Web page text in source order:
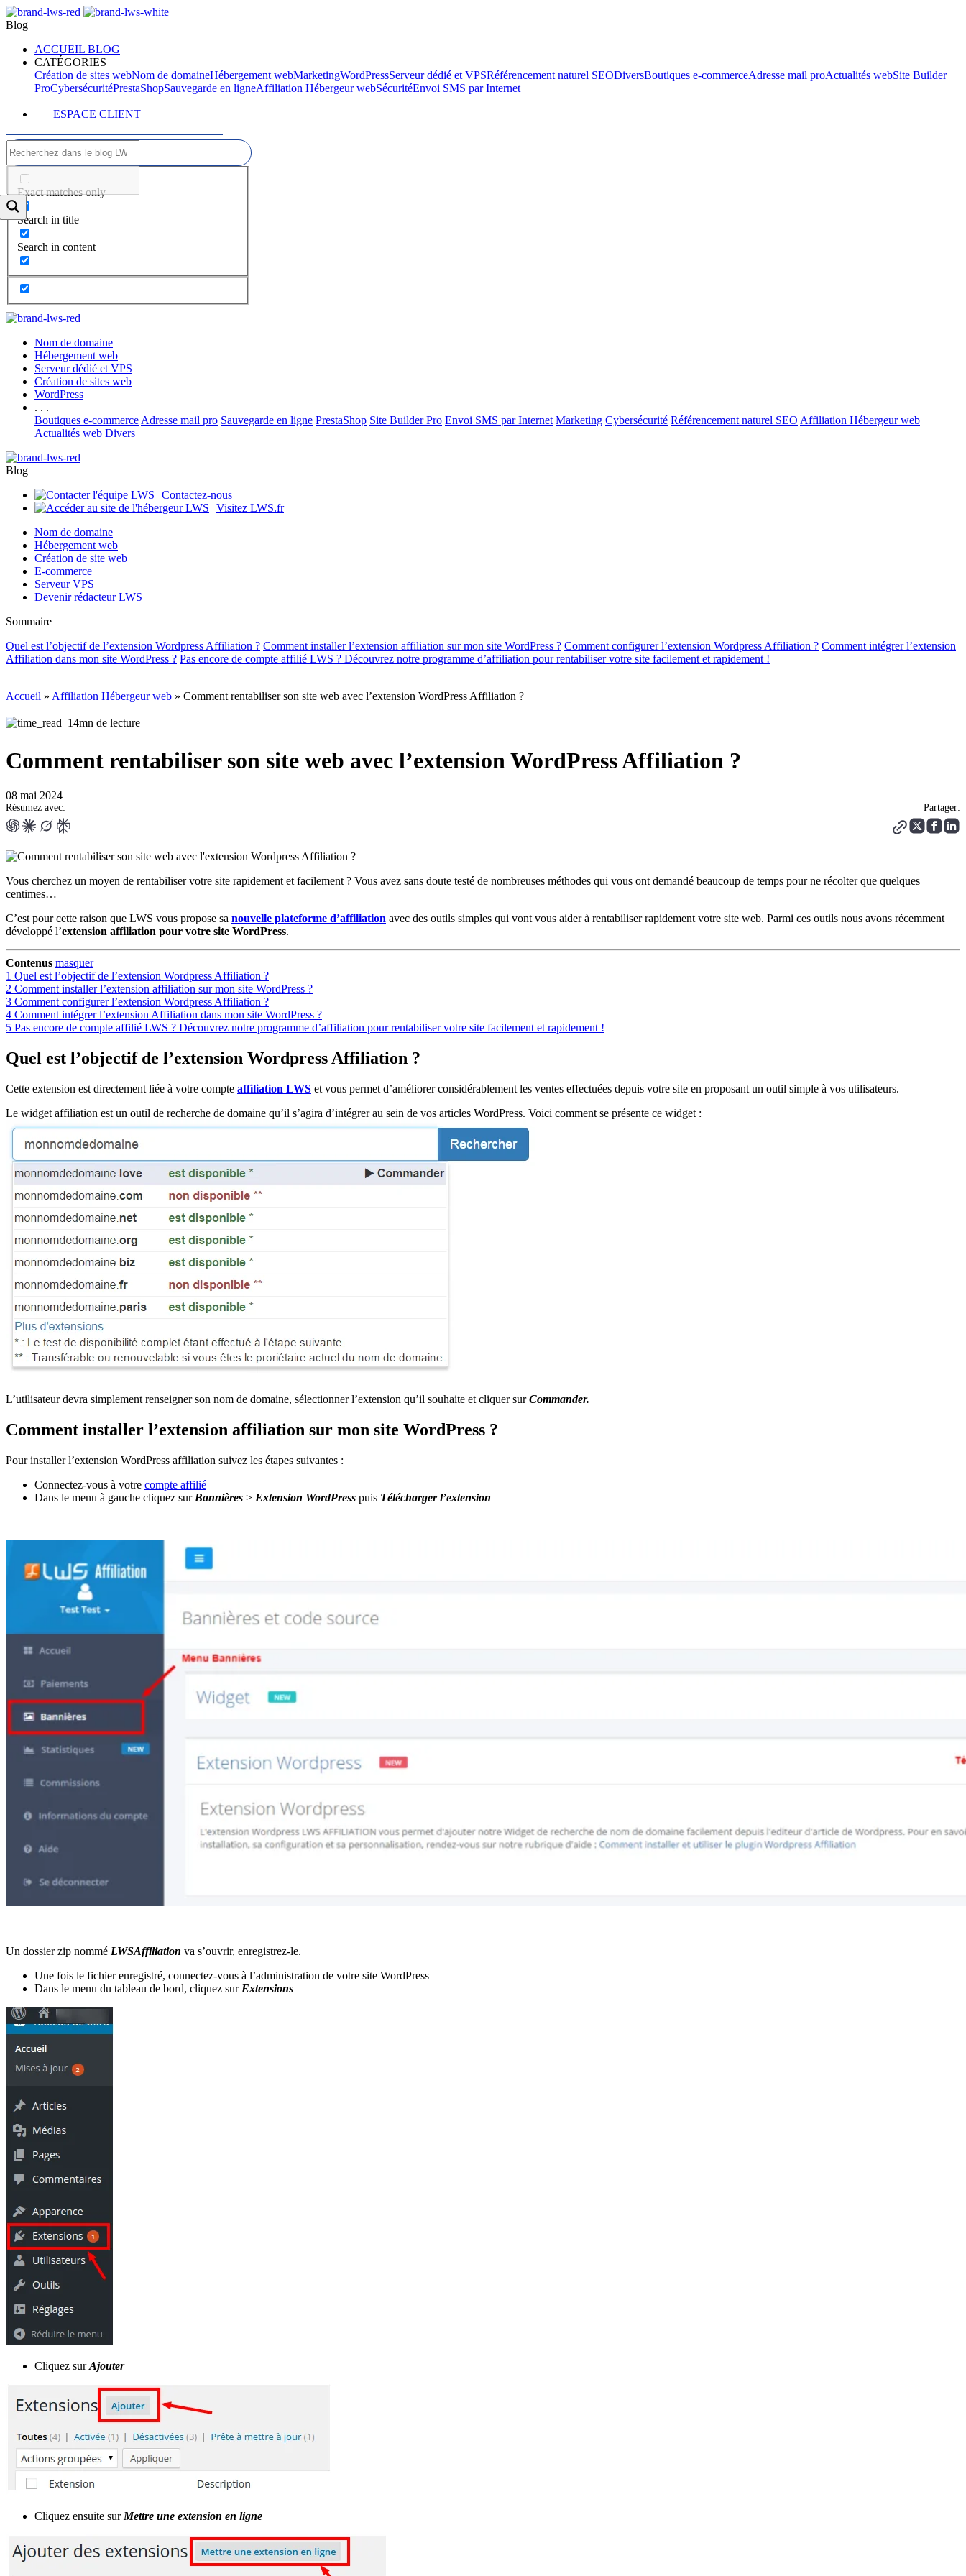
Blog
ACCUEIL BLOG
CATÉGORIES
Création de sites webNom de domaineHébergement webMarketingWordPressServeur dédié et VPSRéférencement naturel SEODiversBoutiques e-commerceAdresse mail proActualités webSite Builder
ProCybersécuritéPrestaShopSauvegarde en ligneAffiliation Hébergeur webSécuritéEnvoi SMS par Internet
ESPACE CLIENT
Exact matches only
Search in title
Search in content
Nom de domaine
Hébergement web
Serveur dédié et VPS
Création de sites web
WordPress
. . .
Boutiques e-commerce Adresse mail pro Sauvegarde en ligne PrestaShop Site Builder Pro Envoi SMS par Internet Marketing Cybersécurité Référencement naturel SEO Affiliation Hébergeur web
Actualités web Divers
Blog
Contactez-nous
Visitez LWS.fr
Nom de domaine
Hébergement web
Création de site web
E-commerce
Serveur VPS
Devenir rédacteur LWS
Sommaire
Quel est l’objectif de l’extension Wordpress Affiliation ? Comment installer l’extension affiliation sur mon site WordPress ? Comment configurer l’extension Wordpress Affiliation ? Comment intégrer l’extension
Affiliation dans mon site WordPress ? Pas encore de compte affilié LWS ? Découvrez notre programme d’affiliation pour rentabiliser votre site facilement et rapidement !
Accueil » Affiliation Hébergeur web » Comment rentabiliser son site web avec l’extension WordPress Affiliation ?
14mn de lecture
Comment rentabiliser son site web avec l’extension WordPress Affiliation ?
08 mai 2024
Résumez avec: Partager:
Vous cherchez un moyen de rentabiliser votre site rapidement et facilement ? Vous avez sans doute testé de nombreuses méthodes qui vous ont demandé beaucoup de temps pour ne récolter que quelques
centimes…
C’est pour cette raison que LWS vous propose sa nouvelle plateforme d’affiliation avec des outils simples qui vont vous aider à rentabiliser rapidement votre site web. Parmi ces outils nous avons récemment
développé l’extension affiliation pour votre site WordPress.
Contenus masquer
1 Quel est l’objectif de l’extension Wordpress Affiliation ?
2 Comment installer l’extension affiliation sur mon site WordPress ?
3 Comment configurer l’extension Wordpress Affiliation ?
4 Comment intégrer l’extension Affiliation dans mon site WordPress ?
5 Pas encore de compte affilié LWS ? Découvrez notre programme d’affiliation pour rentabiliser votre site facilement et rapidement !
Quel est l’objectif de l’extension Wordpress Affiliation ?
Cette extension est directement liée à votre compte affiliation LWS et vous permet d’améliorer considérablement les ventes effectuées depuis votre site en proposant un outil simple à vos utilisateurs.
Le widget affiliation est un outil de recherche de domaine qu’il s’agira d’intégrer au sein de vos articles WordPress. Voici comment se présente ce widget :
L’utilisateur devra simplement renseigner son nom de domaine, sélectionner l’extension qu’il souhaite et cliquer surCommander.
Comment installer l’extension affiliation sur mon site WordPress ?
Pour installer l’extension WordPress affiliation suivez les étapes suivantes :
Connectez-vous à votre compte affilié
Dans le menu à gauche cliquez sur Bannières > Extension WordPress puis Télécharger l’extension
Un dossier zip nommé LWSAffiliation va s’ouvrir, enregistrez-le.
Une fois le fichier enregistré, connectez-vous à l’administration de votre site WordPress
Dans le menu du tableau de bord, cliquez sur Extensions
Cliquez surAjouter
Cliquez ensuite sur Mettre une extension en ligne